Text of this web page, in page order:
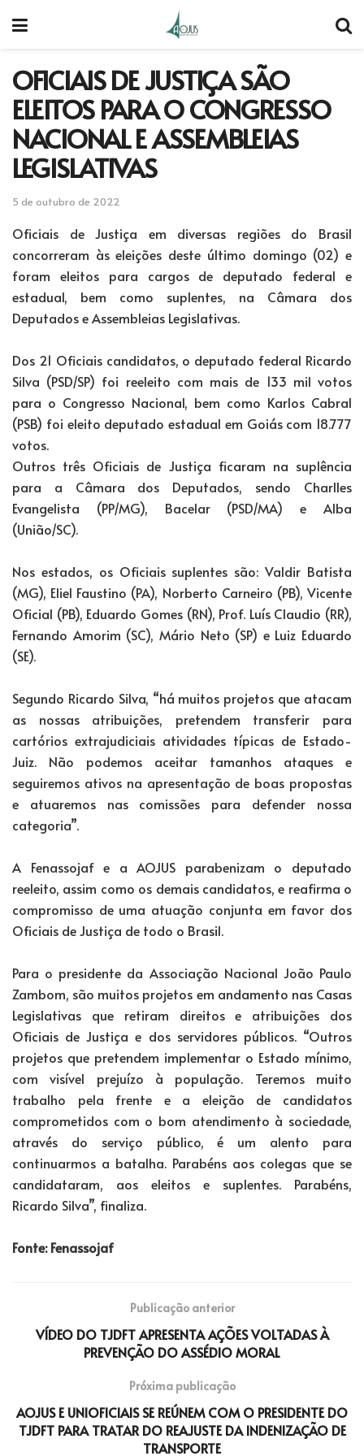
OFICIAIS DE JUSTIÇA SÃO
ELEITOS PARA O CONGRESSO
NACIONAL E ASSEMBLEIAS
LEGISLATIVAS
5 de outubro de 2022
Oficiais de Justiça em diversas regiões do Brasil
concorreram às eleições deste último domingo (02) e
foram eleitos para cargos de deputado federal e
estadual, bem como suplentes, na Câmara dos
Deputados e Assembleias Legislativas.
Dos 21 Oficiais candidatos, o deputado federal Ricardo
Silva (PSD/SP) foi reeleito com mais de 133 mil votos
para o Congresso Nacional, bem como Karlos Cabral
(PSB) foi eleito deputado estadual em Goiás com 18.777
votos.
Outros três Oficiais de Justiça ficaram na suplência
para a Câmara dos Deputados, sendo Charlles
Evangelista (PP/MG), Bacelar (PSD/MA) e Alba
(União/SC).
Nos estados, os Oficiais suplentes são: Valdir Batista
(MG), Eliel Faustino (PA), Norberto Carneiro (PB), Vicente
Oficial (PB), Eduardo Gomes (RN), Prof. Luís Claudio (RR),
Fernando Amorim (SC), Mário Neto (SP) e Luiz Eduardo
(SE).
Segundo Ricardo Silva, “há muitos projetos que atacam
as nossas atribuições, pretendem transferir para
cartórios extrajudiciais atividades típicas de Estado-
Juiz. Não podemos aceitar tamanhos ataques e
seguiremos ativos na apresentação de boas propostas
e atuaremos nas comissões para defender nossa
categoria”.
A Fenassojaf e a AOJUS parabenizam o deputado
reeleito, assim como os demais candidatos, e reafirma o
compromisso de uma atuação conjunta em favor dos
Oficiais de Justiça de todo o Brasil.
Para o presidente da Associação Nacional João Paulo
Zambom, são muitos projetos em andamento nas Casas
Legislativas que retiram direitos e atribuições dos
Oficiais de Justiça e dos servidores públicos. “Outros
projetos que pretendem implementar o Estado mínimo,
com visível prejuízo à população. Teremos muito
trabalho pela frente e a eleição de candidatos
comprometidos com o bom atendimento à sociedade,
através do serviço público, é um alento para
continuarmos a batalha. Parabéns aos colegas que se
candidataram, aos eleitos e suplentes. Parabéns,
Ricardo Silva”, finaliza.
Fonte: Fenassojaf
Publicação anterior
VÍDEO DO TJDFT APRESENTA AÇÕES VOLTADAS À
PREVENÇÃO DO ASSÉDIO MORAL
Próxima publicação
AOJUS E UNIOFICIAIS SE REÚNEM COM O PRESIDENTE DO
TJDFT PARA TRATAR DO REAJUSTE DA INDENIZAÇÃO DE
TRANSPORTE